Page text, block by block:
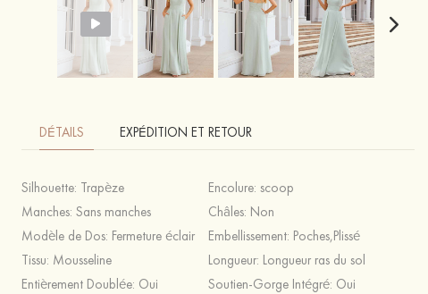
DÉTAILS EXPÉDITION ET RETOUR
Silhouette: Trapèze Encolure: scoop
Manches: Sans manches Châles: Non
Modèle de Dos: Fermeture éclair Embellissement: Poches,Plissé
Tissu: Mousseline Longueur: Longueur ras du sol
Entièrement Doublée: Oui Soutien-Gorge Intégré: Oui